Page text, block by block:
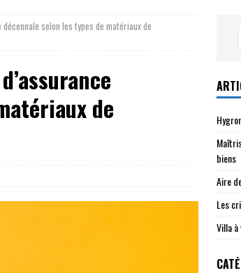
selon les types de matériaux de
de
biens
Aire
Les
Villa